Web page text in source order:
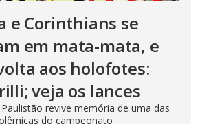
e Corinthians se
em mata-mata, e
aos holofotes:
veja os lances
revive memória de uma das
do campeonato